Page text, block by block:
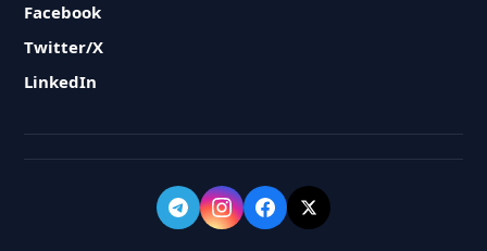
Facebook
Twitter/X
LinkedIn